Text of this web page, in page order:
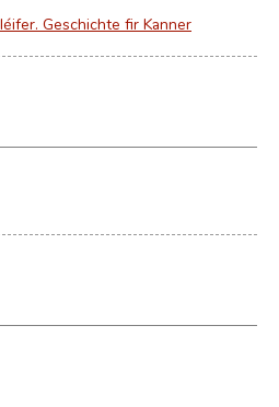
Geschichte fir Kanner